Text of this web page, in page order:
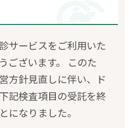
サービスをご利用いた
ございます。 このた
方針見直しに伴い、ド
記検査項目の受託を終
になりました。